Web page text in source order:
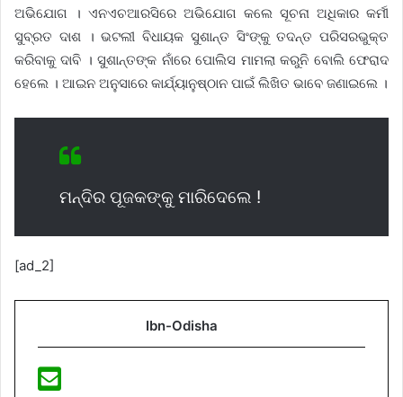
ଅଭିଯୋଗ । ଏନଏଚଆରସିରେ ଅଭିଯୋଗ କଲେ ସୂଚନା ଅଧିକାର କର୍ମୀ
ସୁବ୍ରତ ଦାଶ । ଭଟଲୀ ବିଧାୟକ ସୁଶାନ୍ତ ସିଂଙ୍କୁ ତଦନ୍ତ ପରିସରଭୁକ୍ତ
କରିବାକୁ ଦାବି । ସୁଶାନ୍ତଙ୍କ ନାଁରେ ପୋଲିସ ମାମଲା କରୁନି ବୋଲି ଫେରାଦ
ହେଲେ । ଆଇନ ଅନୁସାରେ କାର୍ଯ୍ୟାନୁଷ୍ଠାନ ପାଇଁ ଲିଖିତ ଭାବେ ଜଣାଇଲେ ।
ମନ୍ଦିର ପୂଜକଙ୍କୁ ମାରିଦେଲେ !
[ad_2]
Ibn-Odisha